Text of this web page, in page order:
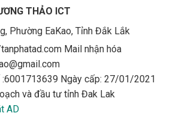
THẢO ICT
Phường EaKao, Tỉnh Đắk Lắk
Mail nhận hóa
Ngày cấp: 27/01/2021
và đầu tư tỉnh Đak Lak
AD